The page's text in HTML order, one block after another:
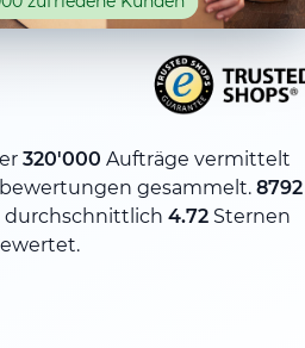
320'000 Aufträge vermittelt
gesammelt. 8792
durchschnittlich 4.72Sternen